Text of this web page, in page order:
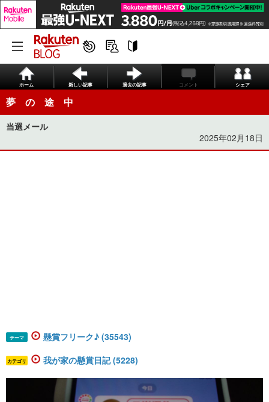
ホーム 新しい記事 過去の記事 コメント シェア
夢 の 途 中
当選メール
2025年02月18日
テーマ 懸賞フリーク♪ (35543)
カテゴリ 我が家の懸賞日記 (5228)